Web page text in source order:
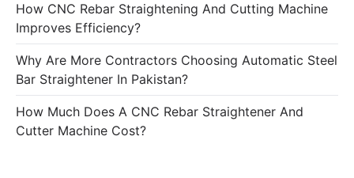
How CNC Rebar Straightening And Cutting Machine
Improves Efficiency?
Why Are More Contractors Choosing Automatic Steel
Bar Straightener In Pakistan?
How Much Does A CNC Rebar Straightener And
Cutter Machine Cost?